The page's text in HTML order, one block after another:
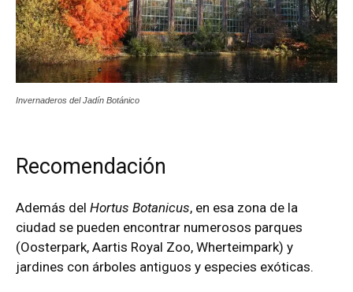
Invernaderos del Jadín Botánico
Recomendación
Además del Hortus Botanicus, en esa zona de la
ciudad se pueden encontrar numerosos parques
(Oosterpark, Aartis Royal Zoo, Wherteimpark) y
jardines con árboles antiguos y especies exóticas.